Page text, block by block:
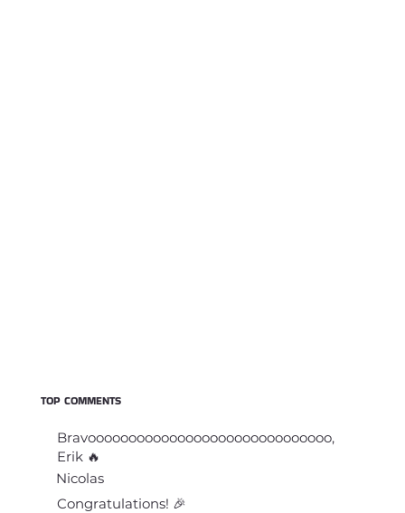
TOP COMMENTS
Bravoooooooooooooooooooooooooooooo,
Erik 🔥
Nicolas
Congratulations! 🎉